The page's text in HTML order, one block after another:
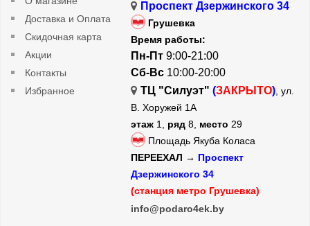
Доставка и Оплата
Скидочная карта
Акции
Контакты
Избранное
Проспект Дзержинского 34
Грушевка
Время работы:
Пн-Пт 9:00-21:00
Сб-Вс 10:00-20:00
ТЦ "Силуэт" (ЗАКРЫТО), ул.
В. Хоружей 1А
этаж 1, ряд 8, место 29
Площадь Якуба Коласа
ПЕРЕЕХАЛ → Проспект
Дзержинского 34
(станция метро Грушевка)
info@podaro4ek.by